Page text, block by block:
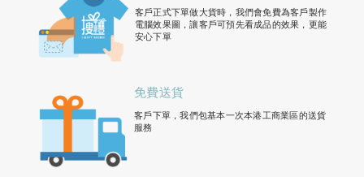
客戶正式下單做大貨時，我們會免費為客戶製作
電腦效果圖，讓客戶可預先看成品的效果，更能
安心下單
免費送貨
客戶下單，我們包基本一次本港工商業區的送貨
服務